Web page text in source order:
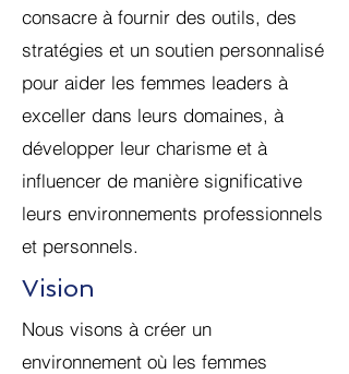
consacre à fournir des outils, des
stratégies et un soutien personnalisé
pour aider les femmes leaders à
exceller dans leurs domaines, à
développer leur charisme et à
influencer de manière significative
leurs environnements professionnels
et personnels.
Vision
Nous visons à créer un
environnement où les femmes